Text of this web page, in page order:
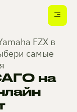
FZX в
самые
на